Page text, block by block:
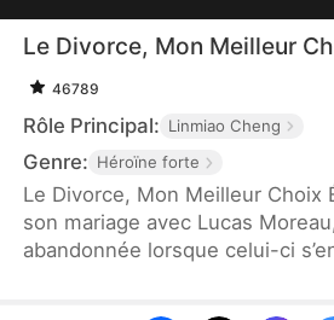
Le Divorce, Mon Meilleur
46789
Rôle Principal: Linmiao Cheng
Genre: Héroïne forte
Le Divorce, Mon Meilleur Choix
son mariage avec Lucas
abandonnée lorsque celui-ci